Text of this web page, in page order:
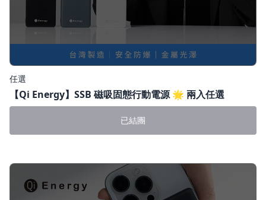
任選
【Qi Energy】SSB 磁吸固態行動電源 🌟 兩入任選
已結團